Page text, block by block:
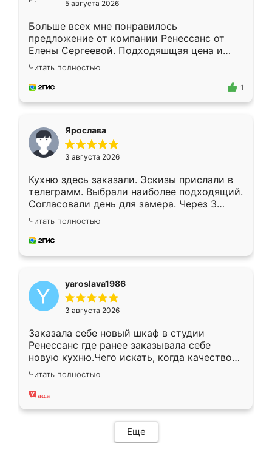
5 августа 2026
Больше всех мне понравилось
предложение от компании Ренессанс от
Елены Сергеевой. Подходяшщая цена и
короткие сроки изготовления. Приехавший
для замера сотрудник Владислав
предложил по моему эскизу самый
Читать полностью
1
Ярослава
3 августа 2026
Кухню здесь заказали. Эскизы прислали в
телеграмм. Выбрали наиболее подходящий.
Согласовали день для замера. Через 3
недели кухня была уже готова. Остались
довольны работой. Спасибо Ренессанс
мебель за качественную работу!
Читать полностью
yaroslava1986
3 августа 2026
Заказала себе новый шкаф в студии
Ренессанс где ранее заказывала себе
новую кухню.Чего искать, когда качеством
вполне довольна. Служит кухня уже почти
два года, нареканий нет.
Читать полностью
Еще